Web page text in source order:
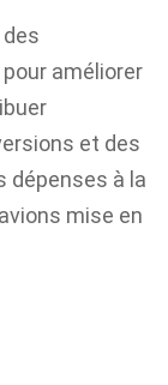
des
améliorer
et des
dépenses à la
mise en